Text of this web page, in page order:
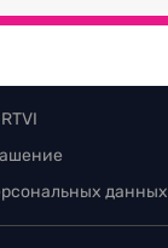
данных